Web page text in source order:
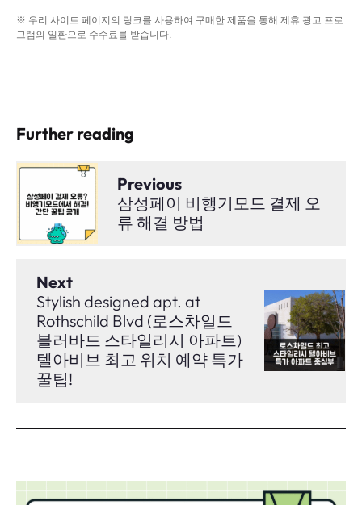
※ 우리 사이트 페이지의 링크를 사용하여 구매한 제품을 통해 제휴 광고 프로
그램의 일환으로 수수료를 받습니다.
Further reading
Previous
삼성페이 비행기모드 결제 오
류 해결 방법
Next
Stylish designed apt. at
Rothschild Blvd (로스차일드
블러바드 스타일리시 아파트)
텔아비브 최고 위치 예약 특가
꿀팁!